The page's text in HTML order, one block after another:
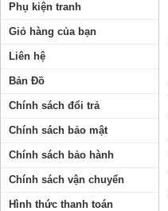
Phụ kiện tranh
Giỏ hàng của bạn
Liên hệ
Bản Đồ
Chính sách đổi trả
Chính sách bảo mật
Chính sách bảo hành
Chính sách vận chuyển
Hình thức thanh toán